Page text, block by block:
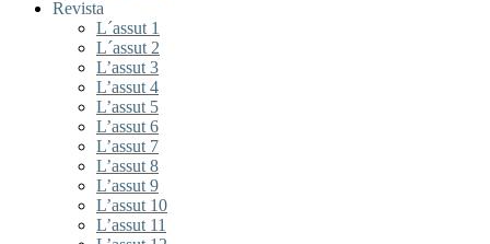
Revista
L´assut 1
L´assut 2
L’assut 3
L’assut 4
L’assut 5
L’assut 6
L’assut 7
L’assut 8
L’assut 9
L’assut 10
L’assut 11